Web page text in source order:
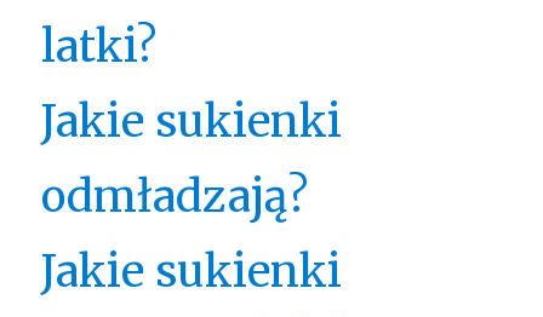
latki?
Jakie sukienki
odmładzają?
Jakie sukienki